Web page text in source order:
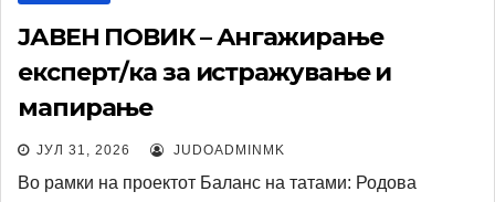
ЈАВЕН ПОВИК – Ангажирање
експерт/ка за истражување и
мапирање
ЈУЛ 31, 2026 JUDOADMINMK
Во рамки на проектот Баланс на татами: Родова